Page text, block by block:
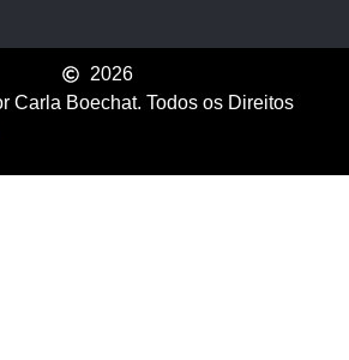
2026
Carla Boechat. Todos os Direitos